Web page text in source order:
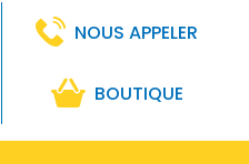
NOUS APPELER
BOUTIQUE